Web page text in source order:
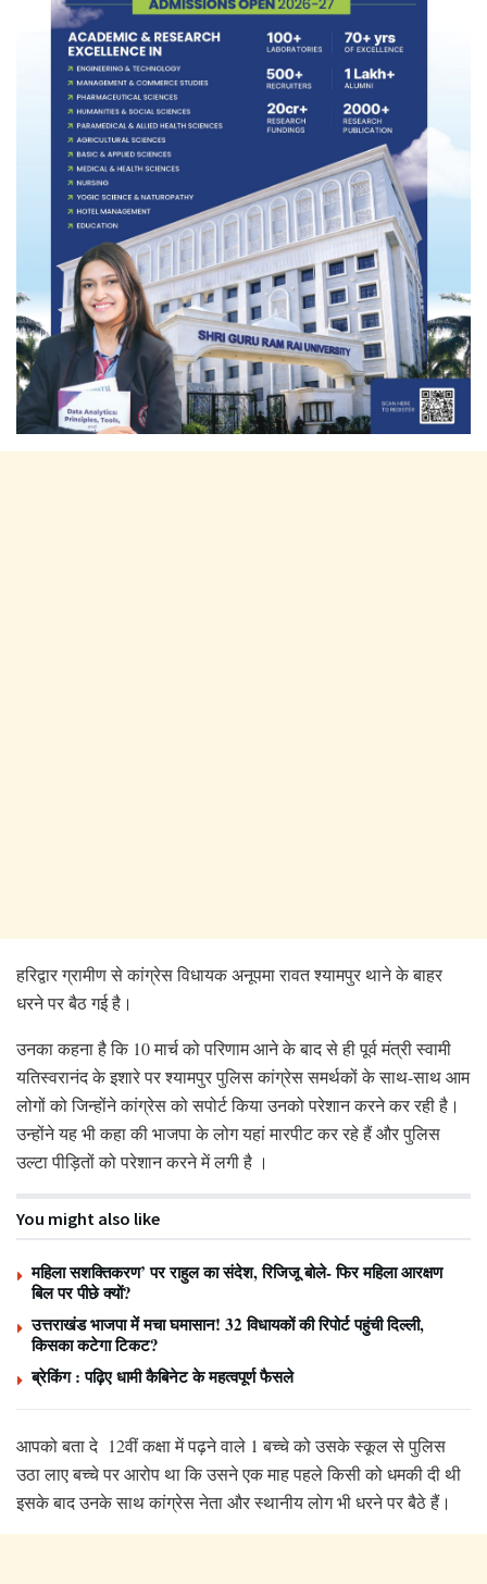
हरिद्वार ग्रामीण से कांग्रेस विधायक अनूपमा रावत श्यामपुर थाने के बाहर
धरने पर बैठ गई है।
उनका कहना है कि 10 मार्च को परिणाम आने के बाद से ही पूर्व मंत्री स्वामी
यतिस्वरानंद के इशारे पर श्यामपुर पुलिस कांग्रेस समर्थकों के साथ-साथ आम
लोगों को जिन्होंने कांग्रेस को सपोर्ट किया उनको परेशान करने कर रही है।
उन्होंने यह भी कहा की भाजपा के लोग यहां मारपीट कर रहे हैं और पुलिस
उल्टा पीड़ितों को परेशान करने में लगी है ।
You might also like
महिला सशक्तिकरण’ पर राहुल का संदेश, रिजिजू बोले- फिर महिला आरक्षण
बिल पर पीछे क्यों?
उत्तराखंड भाजपा में मचा घमासान! 32 विधायकों की रिपोर्ट पहुंची दिल्ली,
किसका कटेगा टिकट?
ब्रेकिंग : पढ़िए धामी कैबिनेट के महत्वपूर्ण फैसले
आपको बता दे 12वीं कक्षा में पढ़ने वाले 1 बच्चे को उसके स्कूल से पुलिस
उठा लाए बच्चे पर आरोप था कि उसने एक माह पहले किसी को धमकी दी थी
इसके बाद उनके साथ कांग्रेस नेता और स्थानीय लोग भी धरने पर बैठे हैं।